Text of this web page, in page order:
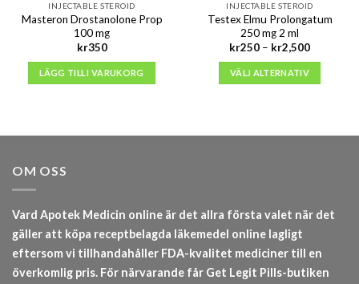
INJECTABLE STEROID
Masteron Drostanolone Prop
100 mg
kr350
LÄGG TILL I VARUKORG
INJECTABLE STEROID
Testex Elmu Prolongatum
250 mg 2 ml
kr250 – kr2,500
VÄLJ ALTERNATIV
OM OSS
Vard Apotek Medicin online är det allra första valet när det
gäller att köpa receptbelagda läkemedel online lagligt
eftersom vi tillhandahåller FDA-kvalitet mediciner till en
överkomlig pris. För närvarande får Get Legit Pills-butiken